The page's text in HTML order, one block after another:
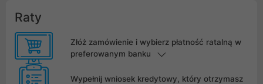
Raty
Złóż zamówienie i wybierz płatność ratalną w
preferowanym banku
Wypełnij wniosek kredytowy, który otrzymasz